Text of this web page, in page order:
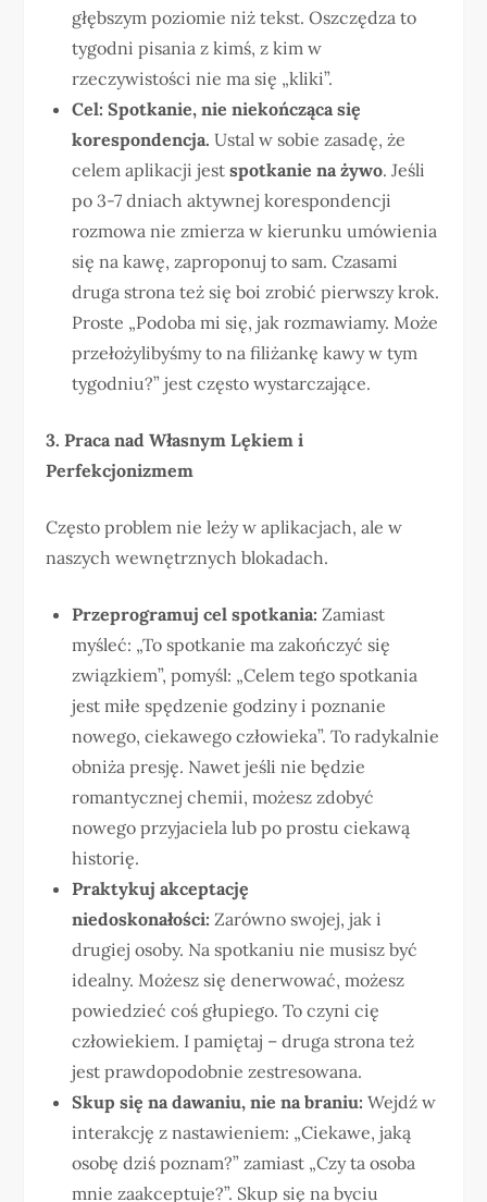
głębszym poziomie niż tekst. Oszczędza to
tygodni pisania z kimś, z kim w
rzeczywistości nie ma się „kliki”.
Cel: Spotkanie, nie niekończąca się
korespondencja. Ustal w sobie zasadę, że
celem aplikacji jestspotkanie na żywo. Jeśli
po 3-7 dniach aktywnej korespondencji
rozmowa nie zmierza w kierunku umówienia
się na kawę, zaproponuj to sam. Czasami
druga strona też się boi zrobić pierwszy krok.
Proste „Podoba mi się, jak rozmawiamy. Może
przełożylibyśmy to na filiżankę kawy w tym
tygodniu?” jest często wystarczające.
3. Praca nad Własnym Lękiem i
Perfekcjonizmem
Często problem nie leży w aplikacjach, ale w
naszych wewnętrznych blokadach.
Przeprogramuj cel spotkania: Zamiast
myśleć: „To spotkanie ma zakończyć się
związkiem”, pomyśl: „Celem tego spotkania
jest miłe spędzenie godziny i poznanie
nowego, ciekawego człowieka”. To radykalnie
obniża presję. Nawet jeśli nie będzie
romantycznej chemii, możesz zdobyć
nowego przyjaciela lub po prostu ciekawą
historię.
Praktykuj akceptację
niedoskonałości: Zarówno swojej, jak i
drugiej osoby. Na spotkaniu nie musisz być
idealny. Możesz się denerwować, możesz
powiedzieć coś głupiego. To czyni cię
człowiekiem. I pamiętaj – druga strona też
jest prawdopodobnie zestresowana.
Skup się na dawaniu, nie na braniu: Wejdź w
interakcję z nastawieniem: „Ciekawe, jaką
osobę dziś poznam?” zamiast „Czy ta osoba
mnie zaakceptuje?”. Skup się na byciu